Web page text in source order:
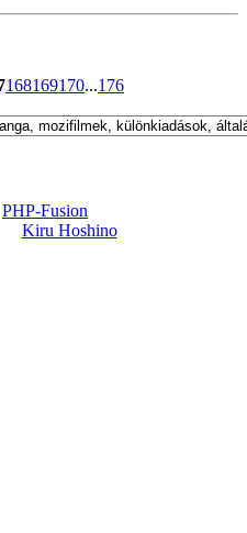
168169170...176
PHP-Fusion
Kiru Hoshino